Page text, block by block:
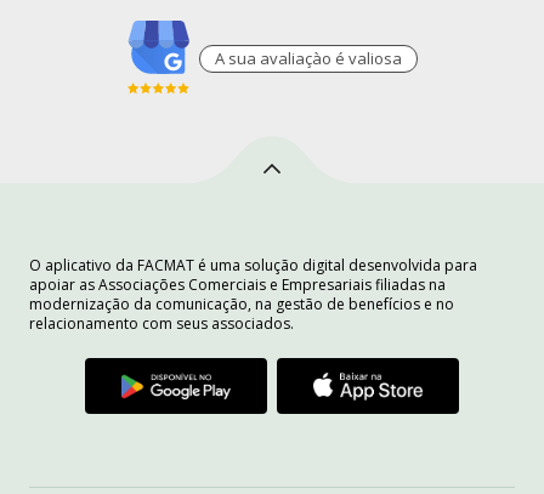
A sua avaliaçào é valiosa
O aplicativo da FACMAT é uma solução digital desenvolvida para
apoiar as Associações Comerciais e Empresariais filiadas na
modernização da comunicação, na gestão de benefícios e no
relacionamento com seus associados.